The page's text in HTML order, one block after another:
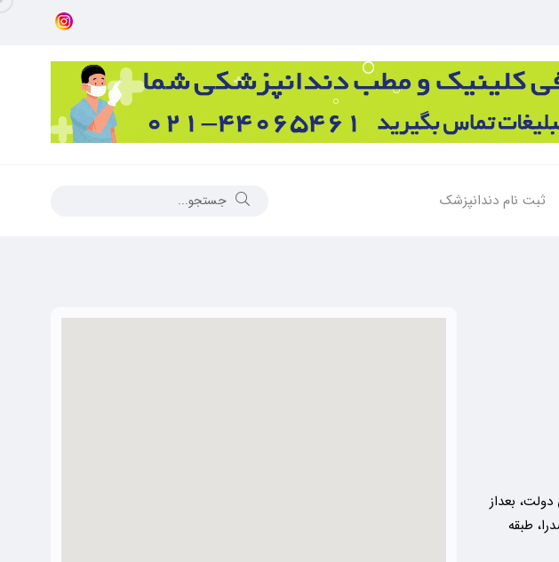
ثبت نام دندانپزشک
دولت، بعداز
صدرا، طبقه